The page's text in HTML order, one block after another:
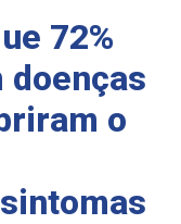
72%
doenças
o